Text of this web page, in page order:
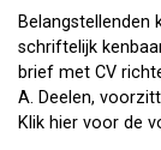
Belangstellenden
schriftelijk
brief met CV
A. Deelen,
Klik hier voor de